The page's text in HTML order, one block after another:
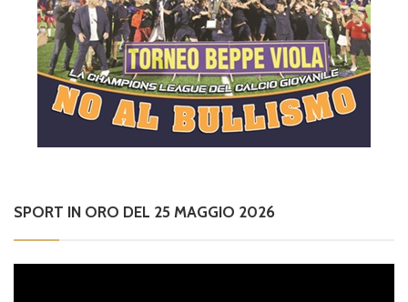
SPORT IN ORO DEL 25 MAGGIO 2026